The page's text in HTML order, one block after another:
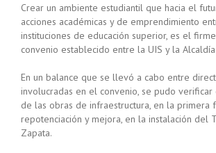
Crear un ambiente estudiantil que hacia el
acciones académicas y de emprendimiento
instituciones de educación superior, es el
convenio establecido entre la UIS y la
En un balance que se llevó a cabo entre
involucradas en el convenio, se pudo
de las obras de infraestructura, en la primera
repotenciación y mejora, en la instalación del
Zapata.